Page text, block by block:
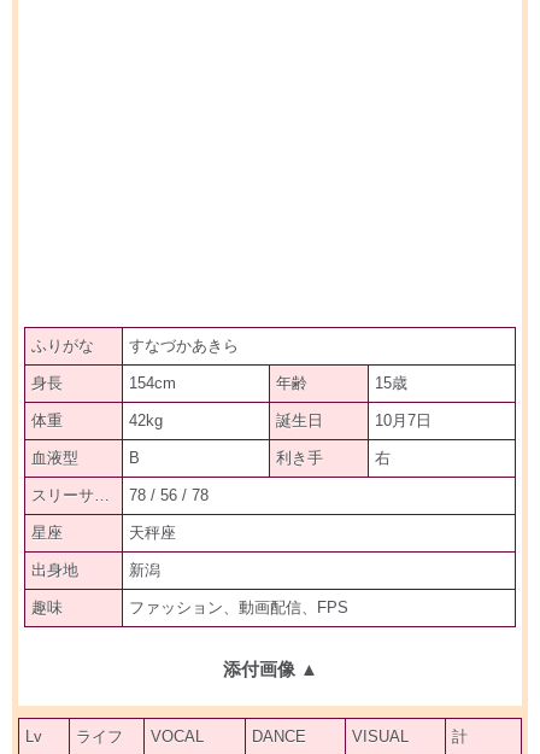
ふりがな すなづかあきら
身長 154cm 年齢 15歳
体重 42kg 誕生日 10月7日
血液型 B 利き手 右
78 / 56 / 78
星座 天秤座
出身地 新潟
趣味 ファッション、動画配信、FPS
添付画像 ▲
Lv ライフ VOCAL DANCE VISUAL 計